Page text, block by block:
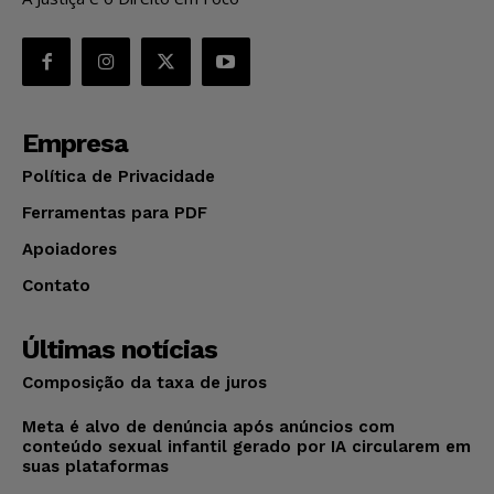
Empresa
Política de Privacidade
Ferramentas para PDF
Apoiadores
Contato
Últimas notícias
Composição da taxa de juros
Meta é alvo de denúncia após anúncios com
conteúdo sexual infantil gerado por IA circularem em
suas plataformas